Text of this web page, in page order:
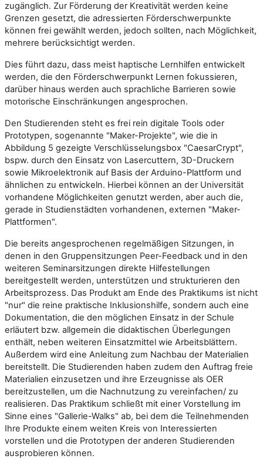
zugänglich. Zur Förderung der Kreativität werden keine
Grenzen gesetzt, die adressierten Förderschwerpunkte
können frei gewählt werden, jedoch sollten, nach Möglichkeit,
mehrere berücksichtigt werden.
Dies führt dazu, dass meist haptische Lernhilfen entwickelt
werden, die den Förderschwerpunkt Lernen fokussieren,
darüber hinaus werden auch sprachliche Barrieren sowie
motorische Einschränkungen angesprochen.
Den Studierenden steht es frei rein digitale Tools oder
Prototypen, sogenannte "Maker-Projekte", wie die in
Abbildung 5 gezeigte Verschlüsselungsbox "CaesarCrypt",
bspw. durch den Einsatz von Lasercuttern, 3D-Druckern
sowie Mikroelektronik auf Basis der Arduino-Plattform und
ähnlichen zu entwickeln. Hierbei können an der Universität
vorhandene Möglichkeiten genutzt werden, aber auch die,
gerade in Studienstädten vorhandenen, externen "Maker-
Plattformen".
Die bereits angesprochenen regelmäßigen Sitzungen, in
denen in den Gruppensitzungen Peer-Feedback und in den
weiteren Seminarsitzungen direkte Hilfestellungen
bereitgestellt werden, unterstützen und strukturieren den
Arbeitsprozess. Das Produkt am Ende des Praktikums ist nicht
"nur" die reine praktische Inklusionshilfe, sondern auch eine
Dokumentation, die den möglichen Einsatz in der Schule
erläutert bzw. allgemein die didaktischen Überlegungen
enthält, neben weiteren Einsatzmittel wie Arbeitsblättern.
Außerdem wird eine Anleitung zum Nachbau der Materialien
bereitstellt. Die Studierenden haben zudem den Auftrag freie
Materialien einzusetzen und ihre Erzeugnisse als OER
bereitzustellen, um die Nachnutzung zu vereinfachen/ zu
realisieren. Das Praktikum schließt mit einer Vorstellung im
Sinne eines "Gallerie-Walks" ab, bei dem die Teilnehmenden
Ihre Produkte einem weiten Kreis von Interessierten
vorstellen und die Prototypen der anderen Studierenden
ausprobieren können.